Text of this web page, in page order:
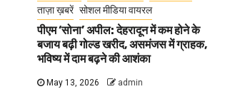
ताज़ा ख़बरें सोशल मीडिया वायरल
पीएम ‘सोना’ अपील: देहरादून में कम होने के
बजाय बढ़ी गोल्ड खरीद, असमंजस में ग्राहक,
भविष्य में दाम बढ़ने की आशंका
May 13, 2026 admin